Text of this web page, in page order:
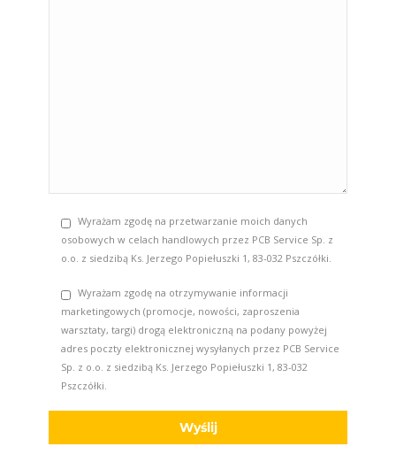
Wyrażam zgodę na przetwarzanie moich danych
osobowych w celach handlowych przez PCB Service Sp. z
o.o. z siedzibą Ks. Jerzego Popiełuszki 1, 83-032 Pszczółki.
Wyrażam zgodę na otrzymywanie informacji
marketingowych (promocje, nowości, zaproszenia
warsztaty, targi) drogą elektroniczną na podany powyżej
adres poczty elektronicznej wysyłanych przez PCB Service
Sp. z o.o. z siedzibą Ks. Jerzego Popiełuszki 1, 83-032
Pszczółki.